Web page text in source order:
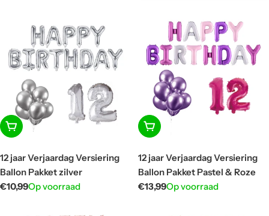
In winkelwagen
12 jaar Verjaardag Versiering
Ballon Pakket zilver
Normale
€10,99Op voorraad
In winkelwagen
12 jaar Verjaardag Versiering
Ballon Pakket Pastel & Roze
Normale
€13,99Op voorraad